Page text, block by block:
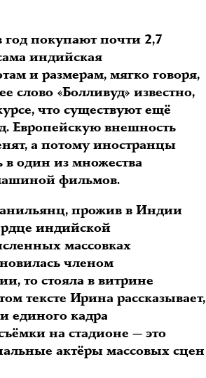
покупают почти 2,7
индийская
и размерам, мягко говоря,
слово «Болливуд» известно,
что существуют ещё
Европейскую внешность
а потому иностранцы
один из множества
фильмов.
прожив в Индии
индийской
массовках
членом
то стояла в витрине
тексте Ирина рассказывает,
единого кадра
на стадионе — это
актёры массовых сцен